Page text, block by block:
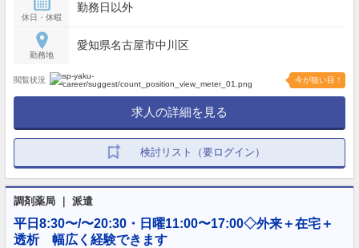
休日・休暇
勤務日以外
勤務地
愛知県名古屋市中川区
閲覧状況 今が狙い目！
求人の詳細を見る
検討リスト（要ログイン）
調剤薬局 ｜ 派遣
平日8:30〜/〜20:30・日曜11:00〜17:00◇外来＋在宅＋
透析 幅広く経験できます